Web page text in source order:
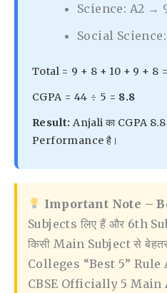
Science: A2 →
Social
Total = 9 + 8 + 10 + 9 + 8 =
CGPA = 44 ÷ 5 = 8.8
Result: Anjali का CGPA
Performance है।
Important Note –
Subjects लिए हैं और 6th
किसी Main Subject से
Colleges “Best 5”
CBSE Officially 5 Main